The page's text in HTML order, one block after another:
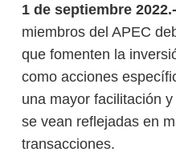
1 de septiembre 2022.-
miembros del APEC
que fomenten la
como acciones
una mayor facilitación
se vean reflejadas en
transacciones.